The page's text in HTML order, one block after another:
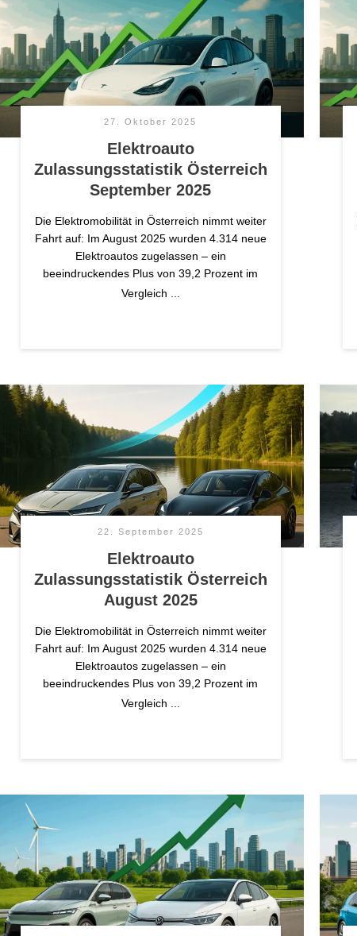
27. Oktober 2025
Elektroauto
Zulassungsstatistik Österreich
September 2025
Die Elektromobilität in Österreich nimmt weiter
Fahrt auf: Im August 2025 wurden 4.314 neue
Elektroautos zugelassen – ein
beeindruckendes Plus von 39,2 Prozent im
Vergleich
22. September 2025
Elektroauto
Zulassungsstatistik Österreich
August 2025
Die Elektromobilität in Österreich nimmt weiter
Fahrt auf: Im August 2025 wurden 4.314 neue
Elektroautos zugelassen – ein
beeindruckendes Plus von 39,2 Prozent im
Vergleich